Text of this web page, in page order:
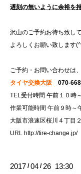
遅刻の無いように余裕を
沢山のご予約お待ち致し
よろしくお願い致します
ご予約・お問い合わせは、
タイヤ交換大阪 070-
TEL受付時間 午前１０時
作業可能時間 午前９時～
大阪市浪速区桜川４丁目
URL http://tire-change.jp/
2017 /04 / 26 13:30